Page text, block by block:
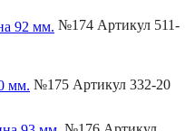
№174 Артикул 511-
№175 Артикул 332-20